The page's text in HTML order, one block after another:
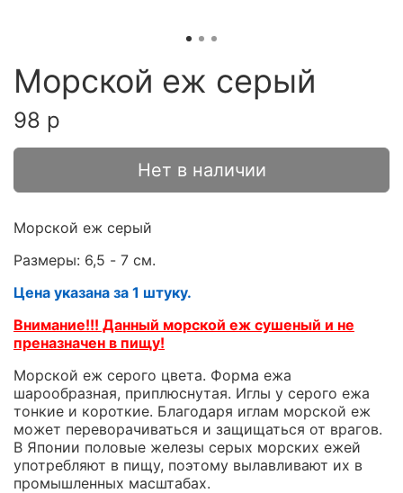
Морской еж серый
98 р
Нет в наличии
Морской еж серый
Размеры: 6,5 - 7 см.
Цена указана за 1 штуку.
Внимание!!! Данный морской еж сушеный и не
преназначен в пищу!
Морской еж серого цвета. Форма ежа
шарообразная, приплюснутая. Иглы у серого ежа
тонкие и короткие. Благодаря иглам морской еж
может переворачиваться и защищаться от врагов.
В Японии половые железы серых морских ежей
употребляют в пищу, поэтому вылавливают их в
промышленных масштабах.